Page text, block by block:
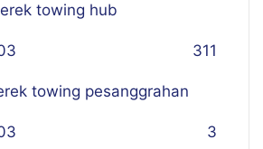
towing hub
311
towing pesanggrahan
3